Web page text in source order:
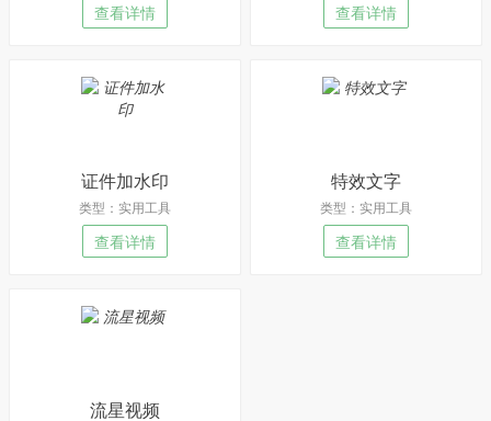
查看详情 查看详情
证件加水印
类型：实用工具
查看详情
特效文字
类型：实用工具
查看详情
流星视频